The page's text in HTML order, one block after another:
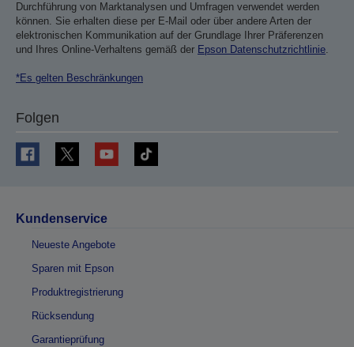
Durchführung von Marktanalysen und Umfragen verwendet werden
können. Sie erhalten diese per E-Mail oder über andere Arten der
elektronischen Kommunikation auf der Grundlage Ihrer Präferenzen
und Ihres Online-Verhaltens gemäß der Epson Datenschutzrichtlinie.
*Es gelten Beschränkungen
Folgen
Kundenservice
Neueste Angebote
Sparen mit Epson
Produktregistrierung
Rücksendung
Garantieprüfung